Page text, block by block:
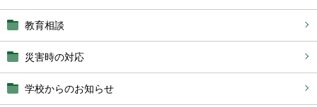
教育相談
災害時の対応
学校からのお知らせ